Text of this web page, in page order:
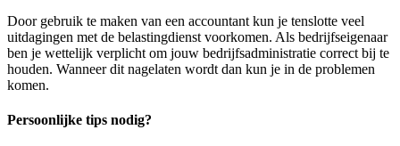
Door gebruik te maken van een accountant kun je tenslotte veel
uitdagingen met de belastingdienst voorkomen. Als bedrijfseigenaar
ben je wettelijk verplicht om jouw bedrijfsadministratie correct bij te
houden. Wanneer dit nagelaten wordt dan kun je in de problemen
komen.
Persoonlijke tips nodig?